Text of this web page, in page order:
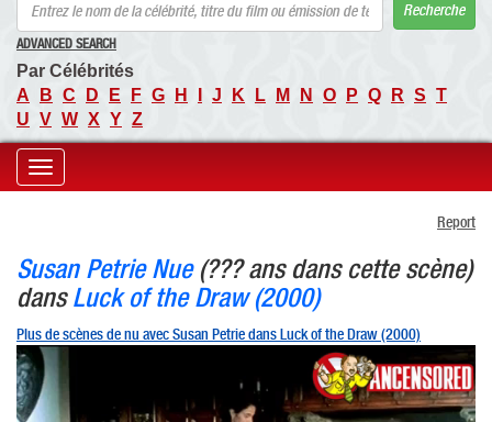
Recherche
ADVANCED SEARCH
Par Célébrités
A
B C D E F G H J K L M N O P Q R S T
U V W X Y Z
Toggle
Report
Susan Petrie Nue(??? ans dans cette scène)
dansLuck of the Draw (2000)
Plus de scènes de nu avec Susan Petrie dans Luck of the Draw (2000)